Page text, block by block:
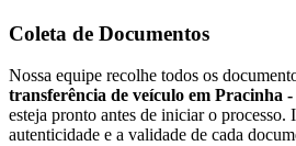
Coleta de Documentos
Nossa equipe recolhe todos os
transferência de veículo em Pracinha -
esteja pronto antes de iniciar o
autenticidade e a validade de cada